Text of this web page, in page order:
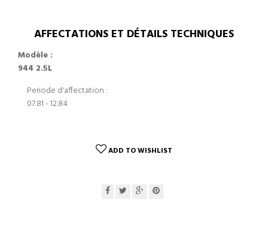
AFFECTATIONS ET DÉTAILS TECHNIQUES
Modèle :
944 2.5L
Periode d'affectation :
07.81 - 12.84
ADD TO WISHLIST